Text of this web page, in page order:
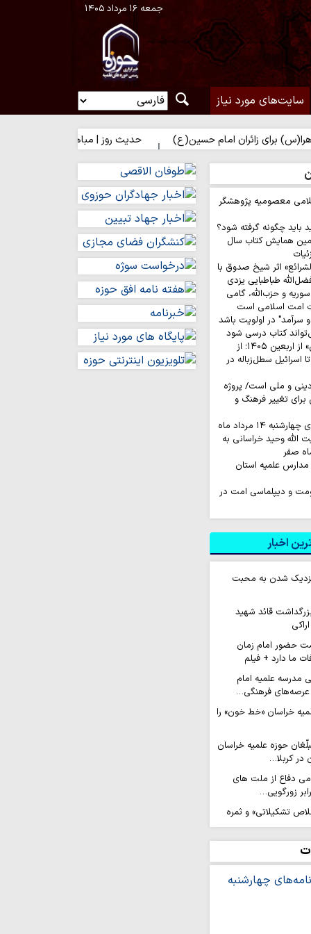
جمعه ۱۶ مرداد ۱۴۰۵
سایت‌های مورد نیاز
زائران امام حسین(ع) حدیث روز | مباهات خداوند به زائر امام
معصومیه پژوهشگر
باید چگونه گرفته شود؟
همایش کتاب سال
اثر شیخ صدوق با
طباطبایی یزدی
و حزب‌الله، گامی
امت اسلامی است
سرآمد" در اولویت باشد
کتاب درسی شود
روایت‌ کاربران «ایکس» از اربعین ۱۴۰۵؛ از
اسرائیل سطل‌زباله‌ در
و ملی است/ پروژه
تغییر فرهنگ و
۱۴ مرداد ماه
الله وحید خراسانی به
صفر
علمیه استان
و دیپلماسی امت در
اخبار
شدن به محبت
قائد شهید
حضور امام زمان
ما دارد + فیلم
مدرسه علمیه امام
فرهنگی…
خراسان «خط خون» را
حوزه علمیه خراسان
در کربلا…
دفاع از ملت های
زورگویی…
تشکیلاتی» و ثمره
است
کاروان ۲۰۰ نفره نوجوانان کهگیلویه و
من» در مسیر نجف